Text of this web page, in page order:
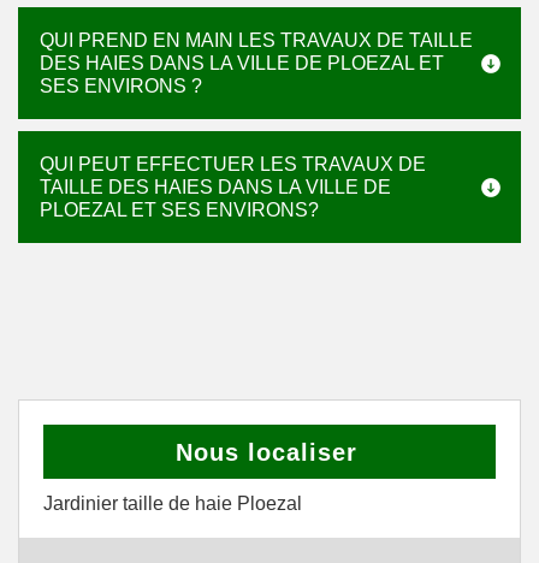
QUI PREND EN MAIN LES TRAVAUX DE TAILLE
DES HAIES DANS LA VILLE DE PLOEZAL ET
SES ENVIRONS ?
QUI PEUT EFFECTUER LES TRAVAUX DE
TAILLE DES HAIES DANS LA VILLE DE
PLOEZAL ET SES ENVIRONS?
Nous localiser
Jardinier taille de haie Ploezal